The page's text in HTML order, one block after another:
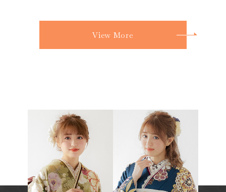
View More